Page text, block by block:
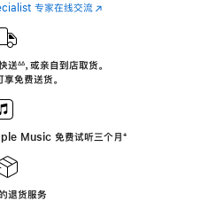
专家在线交流(在
中
送∆∆， 或亲自到店取货。
免费送货。
Music 免费试听三个月 ‍脚
‍⁺
退货服务